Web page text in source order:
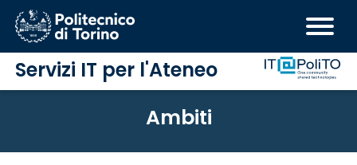
principale
Servizi IT per l'Ateneo
Ambiti